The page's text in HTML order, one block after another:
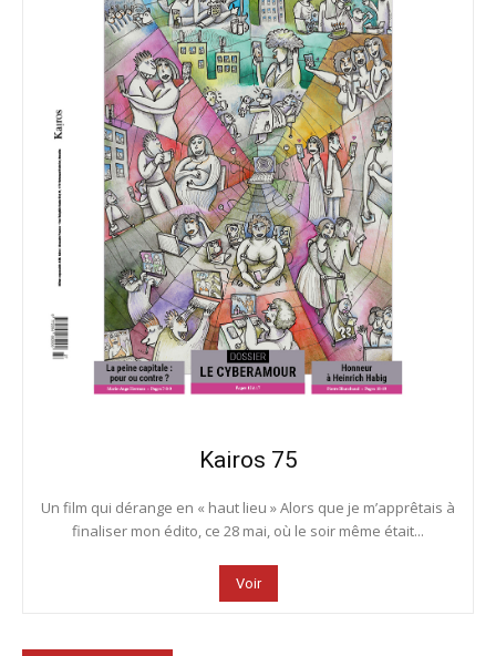
Kairos 75
Un film qui dérange en « haut lieu » Alors que je m’apprêtais à
finaliser mon édito, ce 28 mai, où le soir même était...
Voir